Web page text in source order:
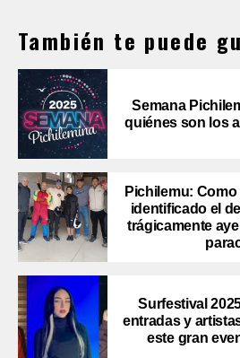
También te puede
Semana
quiénes son los
Pichilemu:
identificado el
trágicamente
Surfestival
entradas y
este gran